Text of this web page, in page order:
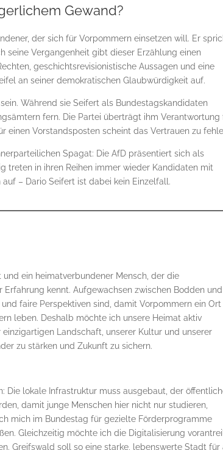
Gewand?
der sich für Vorpommern einsetzen will. Er
seine Vergangenheit gibt dieser Erzählung einen
geschichtsrevisionistische Aussagen und eine
an seiner demokratischen Glaubwürdigkeit auf.
Während sie Seifert als Bundestagskandidaten
fern. Die Partei überträgt ihm Verantwortung
Vorstandsposten scheint das Vertrauen zu
Spagat: Die AfD präsentiert sich als
treten in ihren Reihen immer wieder Kandidaten mit
– Dario Seifert ist dabei kein Einzelfall.
ein heimatverbundener Mensch, der die
kennt. Aufgewachsen zwischen Bodden und
faire Perspektiven sind, damit Vorpommern ein Ort
leben. Deshalb möchte ich unsere Heimat aktiv
Landschaft, unserer Kultur und unserer
zu stärken und Zukunft zu sichern.
Die lokale Infrastruktur muss ausgebaut, der
damit junge Menschen hier nicht nur studieren,
mich im Bundestag für gezielte Förderprogramme
Gleichzeitig möchte ich die Digitalisierung
Greifswald soll so eine starke, lebenswerte Stadt für